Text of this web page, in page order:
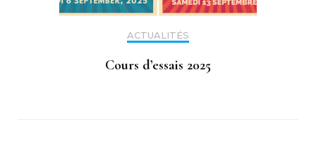
ACTUALITÉS
Cours d’essais 2025